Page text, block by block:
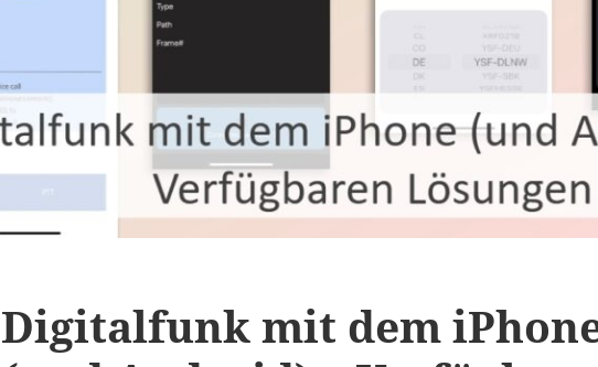
Digitalfunk mit dem